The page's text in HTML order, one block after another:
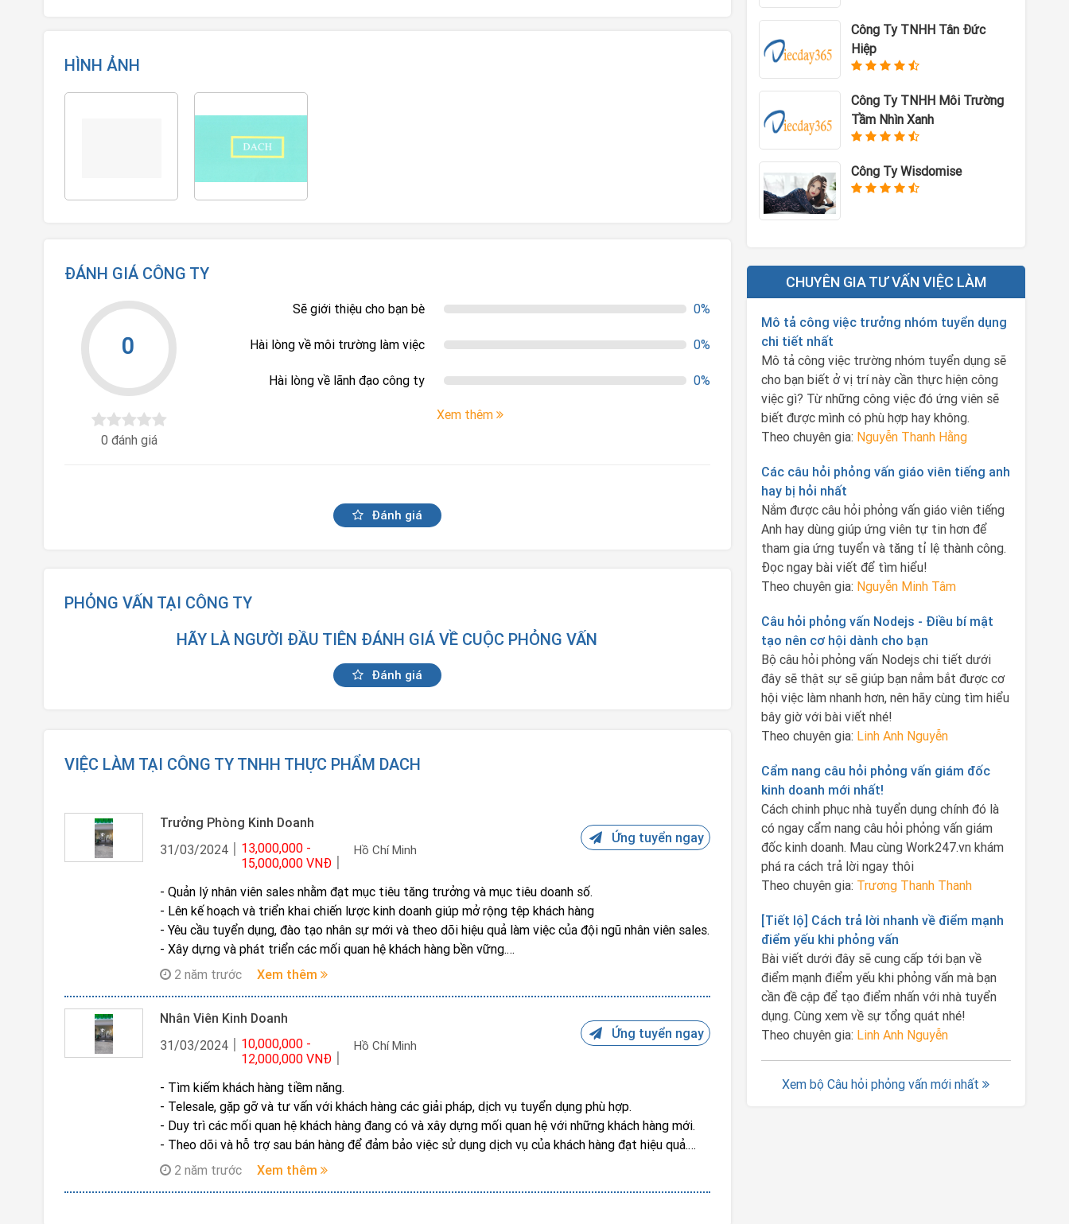
HÌNH ẢNH
ĐÁNH GIÁ CÔNG TY
0
0 đánh giá
Sẽ giới thiệu cho bạn bè 0%
Hài lòng về môi trường làm việc 0%
Hài lòng về lãnh đạo công ty 0%
Xem thêm
Đánh giá
PHỎNG VẤN TẠI CÔNG TY
HÃY LÀ NGƯỜI ĐẦU TIÊN ĐÁNH GIÁ VỀ CUỘC PHỎNG VẤN
Đánh giá
VIỆC LÀM TẠI CÔNG TY TNHH THỰC PHẨM DACH
Trưởng Phòng Kinh Doanh
31/03/2024
13,000,000 -
15,000,000 VNĐ
Hồ Chí Minh
Ứng tuyển ngay
- Quản lý nhân viên sales nhằm đạt mục tiêu tăng trưởng và mục tiêu doanh số.
- Lên kế hoạch và triển khai chiến lược kinh doanh giúp mở rộng tệp khách hàng
- Yêu cầu tuyển dụng, đào tạo nhân sự mới và theo dõi hiệu quả làm việc của đội ngũ nhân viên sales.
- Xây dựng và phát triển các mối quan hệ khách hàng bền vững.
- Xây dựng tối ưu quy trình từ bước lên kế hoạch đến khi chốt sales.
- Xác định các thị trường tiềm năng; biến động thị trường; cập nhật các tình hình của đối thủ và các
sản phẩm/dịch vụ mới.
- Báo cáo định kỳ cho Giám đốc kinh doanh.
2 năm trước Xem thêm
Nhân Viên Kinh Doanh
31/03/2024
10,000,000 -
12,000,000 VNĐ
Hồ Chí Minh
Ứng tuyển ngay
- Tìm kiếm khách hàng tiềm năng.
- Telesale, gặp gỡ và tư vấn với khách hàng các giải pháp, dịch vụ tuyển dụng phù hợp.
- Duy trì các mối quan hệ khách hàng đang có và xây dựng mối quan hệ với những khách hàng mới.
- Theo dõi và hỗ trợ sau bán hàng để đảm bảo việc sử dụng dịch vụ của khách hàng đạt hiệu quả.
- Thực hiện các nhiệm vụ khác theo sự phân công của Trưởng bộ phận.
2 năm trước Xem thêm
Công Ty TNHH Tân Đức
Hiệp
Công Ty TNHH Môi Trường
Tầm Nhìn Xanh
Công Ty Wisdomise
CHUYÊN GIA TƯ VẤN VIỆC LÀM
Mô tả công việc trưởng nhóm tuyển dụng
chi tiết nhất
Mô tả công việc trường nhóm tuyển dụng sẽ
cho bạn biết ở vị trí này cần thực hiện công
việc gì? Từ những công việc đó ứng viên sẽ
biết được mình có phù hợp hay không.
Theo chuyên gia: Nguyễn Thanh Hằng
Các câu hỏi phỏng vấn giáo viên tiếng anh
hay bị hỏi nhất
Nắm được câu hỏi phỏng vấn giáo viên tiếng
Anh hay dùng giúp ứng viên tự tin hơn để
tham gia ứng tuyển và tăng tỉ lệ thành công.
Đọc ngay bài viết để tìm hiểu!
Theo chuyên gia: Nguyễn Minh Tâm
Câu hỏi phỏng vấn Nodejs - Điều bí mật
tạo nên cơ hội dành cho bạn
Bộ câu hỏi phỏng vấn Nodejs chi tiết dưới
đây sẽ thật sự sẽ giúp bạn nắm bắt được cơ
hội việc làm nhanh hơn, nên hãy cùng tìm hiểu
bây giờ với bài viết nhé!
Theo chuyên gia: Linh Anh Nguyễn
Cẩm nang câu hỏi phỏng vấn giám đốc
kinh doanh mới nhất!
Cách chinh phục nhà tuyển dụng chính đó là
có ngay cẩm nang câu hỏi phỏng vấn giám
đốc kinh doanh. Mau cùng Work247.vn khám
phá ra cách trả lời ngay thôi
Theo chuyên gia: Trương Thanh Thanh
[Tiết lộ] Cách trả lời nhanh về điểm mạnh
điểm yếu khi phỏng vấn
Bài viết dưới đây sẽ cung cấp tới bạn về
điểm mạnh điểm yếu khi phỏng vấn mà bạn
cần đề cập để tạo điểm nhấn với nhà tuyển
dụng. Cùng xem về sự tổng quát nhé!
Theo chuyên gia: Linh Anh Nguyễn
Xem bộ Câu hỏi phỏng vấn mới nhất